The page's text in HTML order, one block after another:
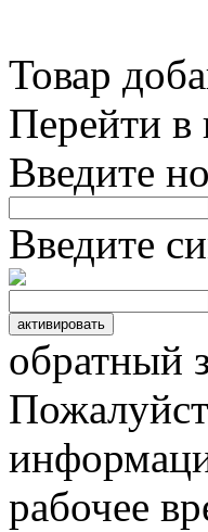
Товар
Перейти в
Введите
Введите
обратный
рабочее